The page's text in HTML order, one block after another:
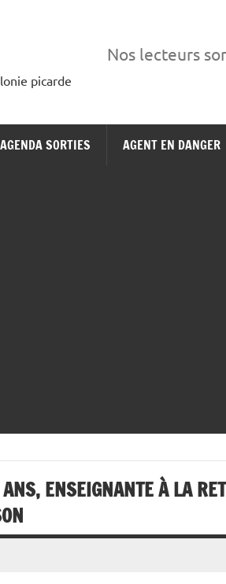
picarde
Nos lecteurs
AGENDA SORTIES AGENT EN DANGER
ENSEIGNANTE À LA